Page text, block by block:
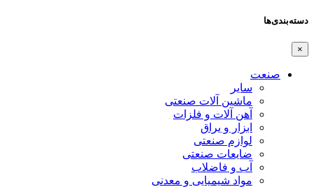
دسته‌بندی‌ها
×
صنعت
سایر
ماشین آلات صنعتی
آهن آلات و فلزات
ابزار و یراق
لوازم صنعتی
ضایعات صنعتی
آب و فاضلاب
مواد شیمیایی و معدنی